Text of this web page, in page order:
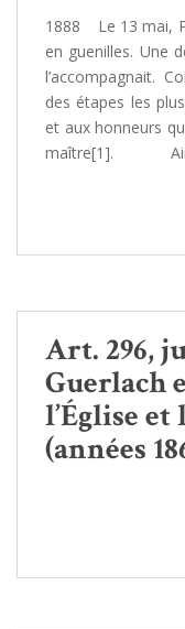
1888 Le 13 mai,
en guenilles. Une
l’accompagnait.
des étapes les
et aux honneurs
maître[1]. Ainsi,
Art. 296,
Guerlach
l’Église et
(années